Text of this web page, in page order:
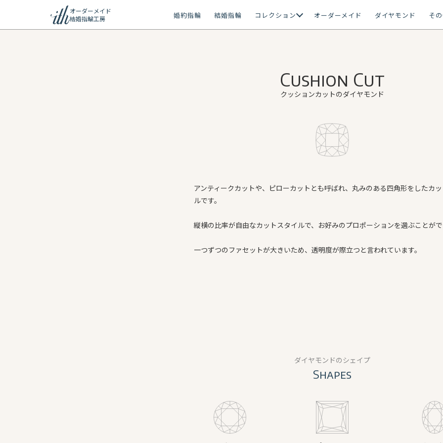
オーダーメイド
結婚指輪工房
婚約指輪 結婚指輪 コレクション オーダーメイド ダイヤモンド そ
クッションカットのダイヤモンド
Cushion Cut
アンティークカットや、ピローカットとも呼ばれ、丸みのある四角形をしたカ
ルです。
縦横の比率が自由なカットスタイルで、お好みのプロポーションを選ぶことが
一つずつのファセットが大きいため、透明度が際立つと言われています。
Shapes
ダイヤモンドのシェイプ